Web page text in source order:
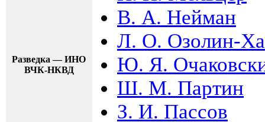
Разведка — ИНО
ВЧК-НКВД
В. А. Нейман
Л. О. Озолин-
Ю. Я.
Ш. М. Партин
З. И. Пассов